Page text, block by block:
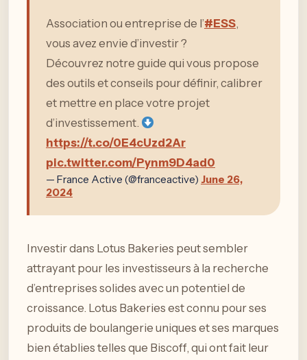
Association ou entreprise de l’#ESS,
vous avez envie d’investir ?
Découvrez notre guide qui vous propose
des outils et conseils pour définir, calibrer
et mettre en place votre projet
d’investissement.
https://t.co/0E4cUzd2Ar
pic.twitter.com/Pynm9D4ad0
— France Active (@franceactive) June 26,
2024
Investir dans Lotus Bakeries peut sembler
attrayant pour les investisseurs à la recherche
d’entreprises solides avec un potentiel de
croissance. Lotus Bakeries est connu pour ses
produits de boulangerie uniques et ses marques
bien établies telles que Biscoff, qui ont fait leur